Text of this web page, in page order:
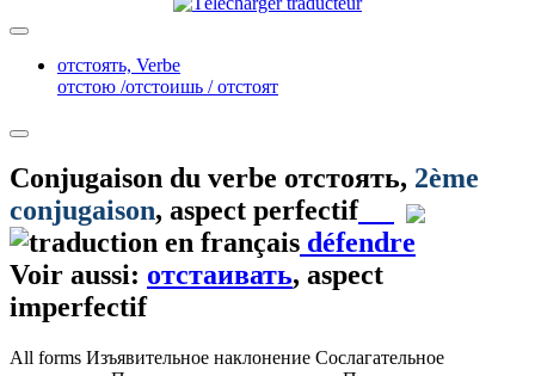
отстоять, Verbe
отстою /отстоишь / отстоят
Conjugaison du verbe отстоять, 2ème
conjugaison, aspect perfectif
défendre
Voir aussi: отстаивать, aspect
imperfectif
All forms Изъявительное наклонение Сослагательное